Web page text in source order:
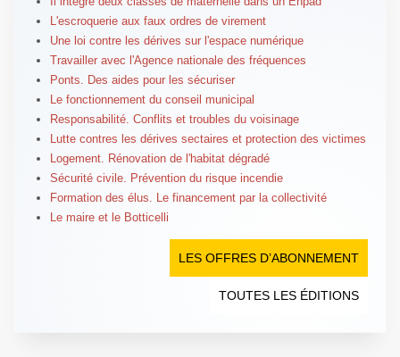
L'escroquerie aux faux ordres de virement
Une loi contre les dérives sur l'espace numérique
Travailler avec l'Agence nationale des fréquences
Ponts. Des aides pour les sécuriser
Le fonctionnement du conseil municipal
Responsabilité. Conflits et troubles du voisinage
Lutte contres les dérives sectaires et protection des victimes
Logement. Rénovation de l'habitat dégradé
Sécurité civile. Prévention du risque incendie
Formation des élus. Le financement par la collectivité
Le maire et le Botticelli
LES OFFRES D’ABONNEMENT
TOUTES LES ÉDITIONS